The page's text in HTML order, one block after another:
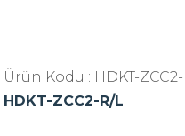
Ürün Kodu : HDKT-
HDKT-ZCC2-R/L